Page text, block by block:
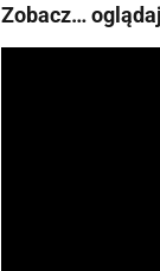
Zobacz…